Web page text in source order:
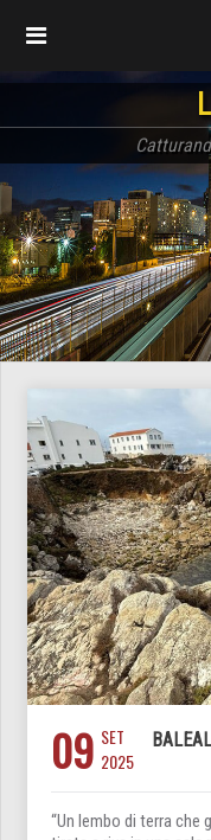
09 SET
2025
BALEAL
“Un lembo di terra che